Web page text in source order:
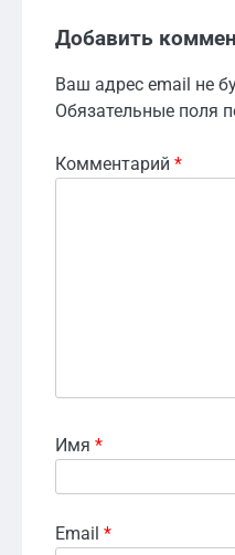
Добавить
Ваш адрес email не
Обязательные поля
Комментарий *
Имя *
Email *